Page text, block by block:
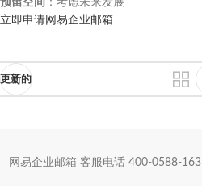
预留空间
：考虑未来发展
立即申请网易企业邮箱
更新的
网易企业邮箱 客服电话 400-0588-163